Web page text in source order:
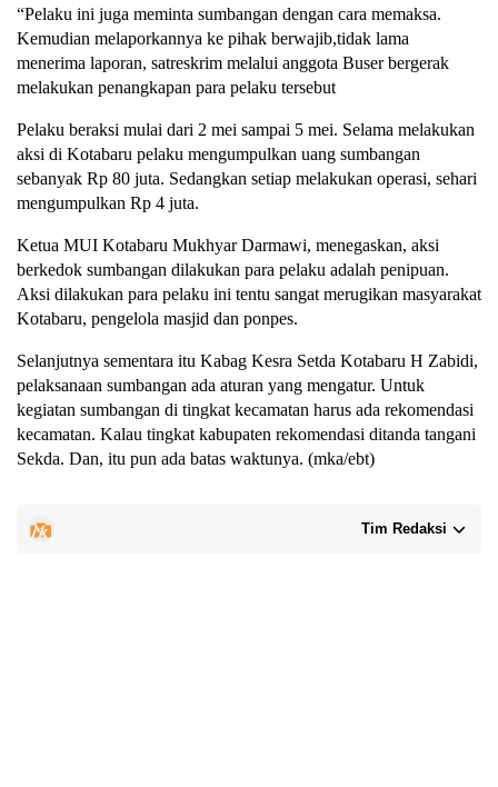
“Pelaku ini juga meminta sumbangan dengan cara memaksa.
Kemudian melaporkannya ke pihak berwajib,tidak lama
menerima laporan, satreskrim melalui anggota Buser bergerak
melakukan penangkapan para pelaku tersebut
Pelaku beraksi mulai dari 2 mei sampai 5 mei. Selama melakukan
aksi di Kotabaru pelaku mengumpulkan uang sumbangan
sebanyak Rp 80 juta. Sedangkan setiap melakukan operasi, sehari
mengumpulkan Rp 4 juta.
Ketua MUI Kotabaru Mukhyar Darmawi, menegaskan, aksi
berkedok sumbangan dilakukan para pelaku adalah penipuan.
Aksi dilakukan para pelaku ini tentu sangat merugikan masyarakat
Kotabaru, pengelola masjid dan ponpes.
Selanjutnya sementara itu Kabag Kesra Setda Kotabaru H Zabidi,
pelaksanaan sumbangan ada aturan yang mengatur. Untuk
kegiatan sumbangan di tingkat kecamatan harus ada rekomendasi
kecamatan. Kalau tingkat kabupaten rekomendasi ditanda tangani
Sekda. Dan, itu pun ada batas waktunya. (mka/ebt)
Tim Redaksi